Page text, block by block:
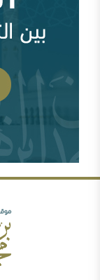
شبهات عن
سابقة
السلفية
الصحوة بين
رأيي
77975 مشاهدة )
مشاهدة )